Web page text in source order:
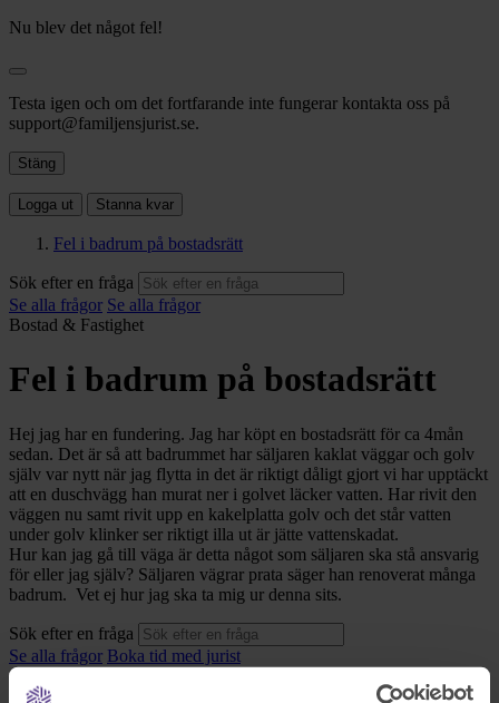
Nu blev det något fel!
Testa igen och om det fortfarande inte fungerar kontakta oss på
support@familjensjurist.se.
Stäng
Logga ut Stanna kvar
Fel i badrum på bostadsrätt
Sök efter en fråga
Se alla frågor Se alla frågor
Bostad & Fastighet
Fel i badrum på bostadsrätt
Hej jag har en fundering. Jag har köpt en bostadsrätt för ca 4mån
sedan. Det är så att badrummet har säljaren kaklat väggar och golv
själv var nytt när jag flytta in det är riktigt dåligt gjort vi har upptäckt
att en duschvägg han murat ner i golvet läcker vatten. Har rivit den
väggen nu samt rivit upp en kakelplatta golv och det står vatten
under golv klinker ser riktigt illa ut är jätte vattenskadat.
Hur kan jag gå till väga är detta något som säljaren ska stå ansvarig
för eller jag själv? Säljaren vägrar prata säger han renoverat många
badrum. Vet ej hur jag ska ta mig ur denna sits.
Sök efter en fråga
Se alla frågor Boka tid med jurist